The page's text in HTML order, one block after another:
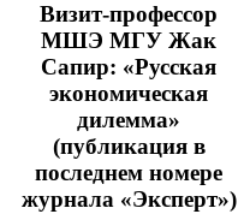
Визит-профессор
МШЭ МГУ Жак
Сапир: «Русская
экономическая
дилемма»
(публикация в
последнем номере
журнала «Эксперт»)